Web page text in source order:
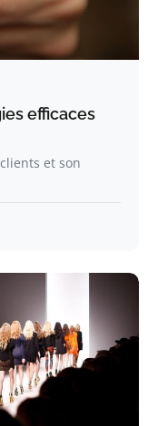
efficaces
et son